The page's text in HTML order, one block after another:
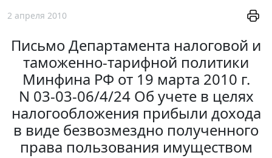
2 апреля 2010
Письмо Департамента налоговой и
таможенно-тарифной политики
Минфина РФ от 19 марта 2010 г.
N 03-03-06/4/24 Об учете в целях
налогообложения прибыли дохода
в виде безвозмездно полученного
права пользования имуществом